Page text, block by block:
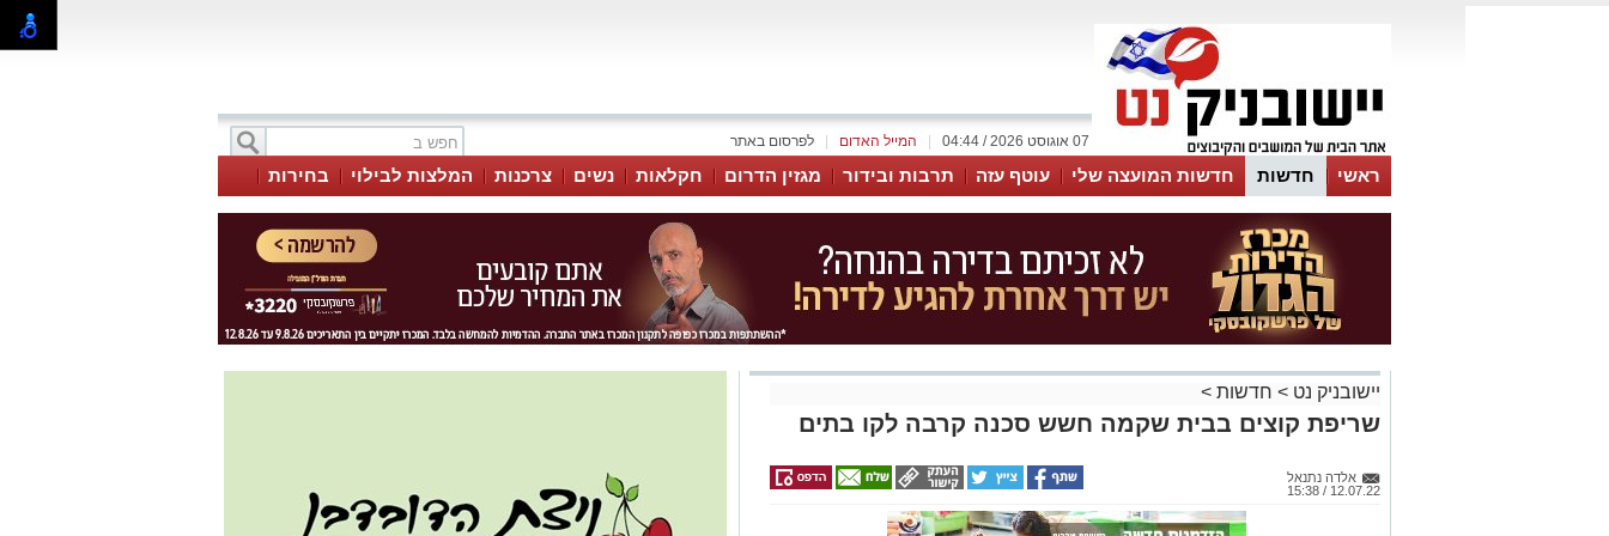
לפרסום באתר המייל האדום 07 אוגוסט 2026 / 04:44
ראשי חדשות חדשות המועצה שלי עוטף עזה תרבות ובידור מגזין הדרום חקלאות נשים צרכנות המלצות לבילוי
בחירות
אינדקס עסקים
לוח טיפים והמלצות
יישובניק נט > חדשות >
שריפת קוצים בבית שקמה חשש סכנה קרבה לקו בתים
אלדה נתנאל
12.07.22 / 15:38